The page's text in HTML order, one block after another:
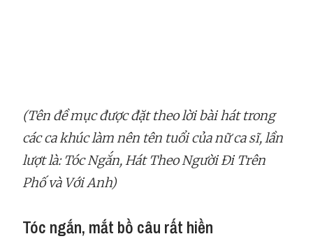
(Tên đề mục được đặt theo lời bài hát trong
các ca khúc làm nên tên tuổi của nữ ca sĩ, lần
lượt là: Tóc Ngắn, Hát Theo Người Đi Trên
Phố và Với Anh)
Tóc ngắn, mắt bồ câu rất hiền